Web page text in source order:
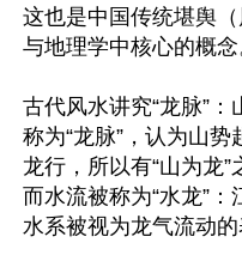
这也是中国传统堪舆（
与地理学中核心的概念
古代风水讲究“龙脉”：
称为“龙脉”，认为山势
龙行，所以有“山为龙”
而水流被称为“水龙”：
水系被视为龙气流动的